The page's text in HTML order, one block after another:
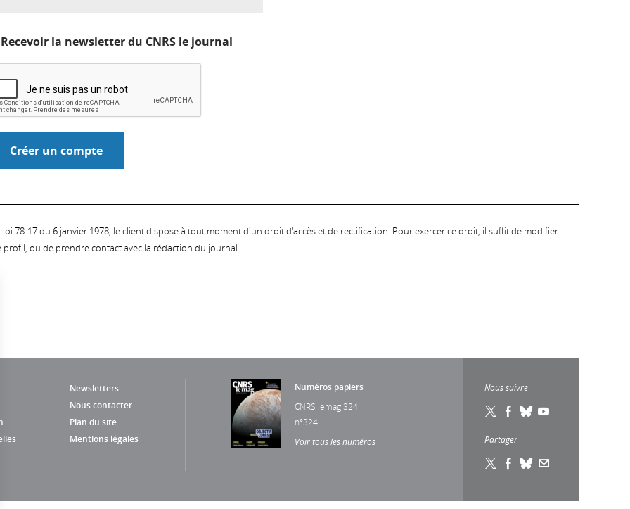
Recevoir la newsletter du CNRS le journal
78-17 du 6 janvier 1978, le client dispose à tout moment d'un droit d'accès et de rectification. Pour exercer ce droit, il suffit de modifier
ou de prendre contact avec la rédaction du journal.
Newsletters
Nous contacter
Plan du site
Mentions légales
Numéros papiers
CNRS lemag 324
n°324
Voir tous les numéros
Nous suivre
Partager